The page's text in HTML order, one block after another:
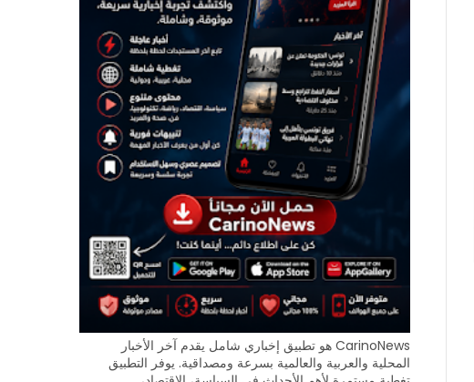
CarinoNews هو تطبيق إخباري شامل يقدم آخر الأخبار
المحلية والعربية والعالمية بسرعة ومصداقية. يوفر التطبيق